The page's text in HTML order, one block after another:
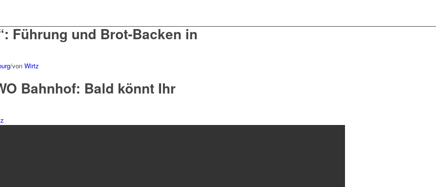
Führung und Brot-Backen in
/von Wirtz
Bahnhof: Bald könnt Ihr